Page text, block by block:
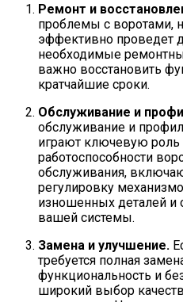
Ремонт и
проблемы с воротами,
эффективно проведет
необходимые
важно восстановить
кратчайшие сроки.
Обслуживание и
обслуживание и
играют ключевую
работоспособности
обслуживания,
регулировку
изношенных деталей и
вашей системы.
Замена и улучшение.
требуется полная
функциональность и
широкий выбор